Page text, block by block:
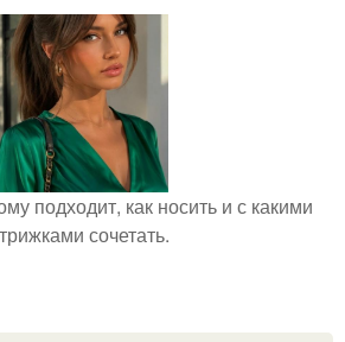
подходит, как носить и с какими
сочетать.